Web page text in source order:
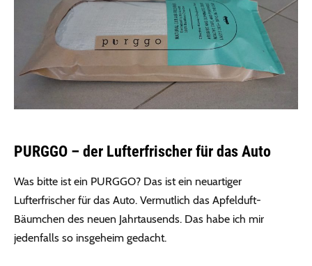
PURGGO – der Lufterfrischer für das Auto
Was bitte ist ein PURGGO? Das ist ein neuartiger
Lufterfrischer für das Auto. Vermutlich das Apfelduft-
Bäumchen des neuen Jahrtausends. Das habe ich mir
jedenfalls so insgeheim gedacht.